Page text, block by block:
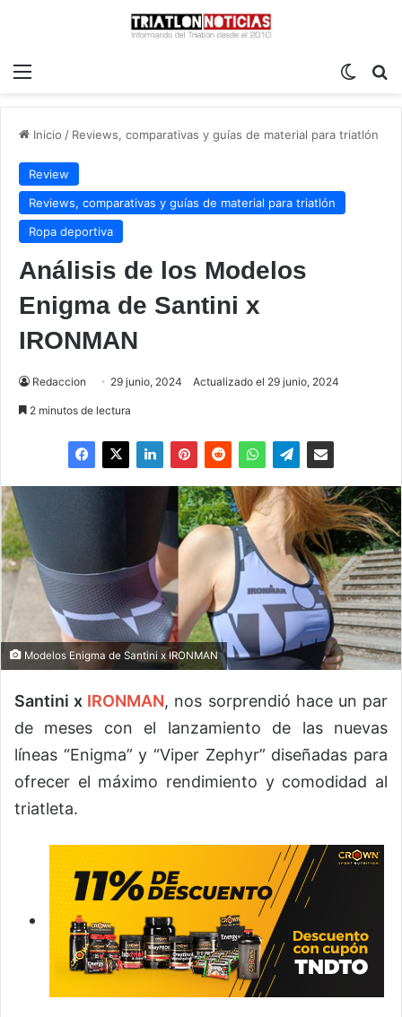
Inicio / Reviews, comparativas y guías de material para triatlón
Review
Reviews, comparativas y guías de material para triatlón
Ropa deportiva
Análisis de los Modelos
Enigma de Santini x
IRONMAN
Redaccion 29 junio, 2024 Actualizado el 29 junio, 2024
2 minutos de lectura
Modelos Enigma de Santini x IRONMAN
Santini x IRONMAN, nos sorprendió hace un par
de meses con el lanzamiento de las nuevas
líneas “Enigma” y “Viper Zephyr” diseñadas para
ofrecer el máximo rendimiento y comodidad al
triatleta.